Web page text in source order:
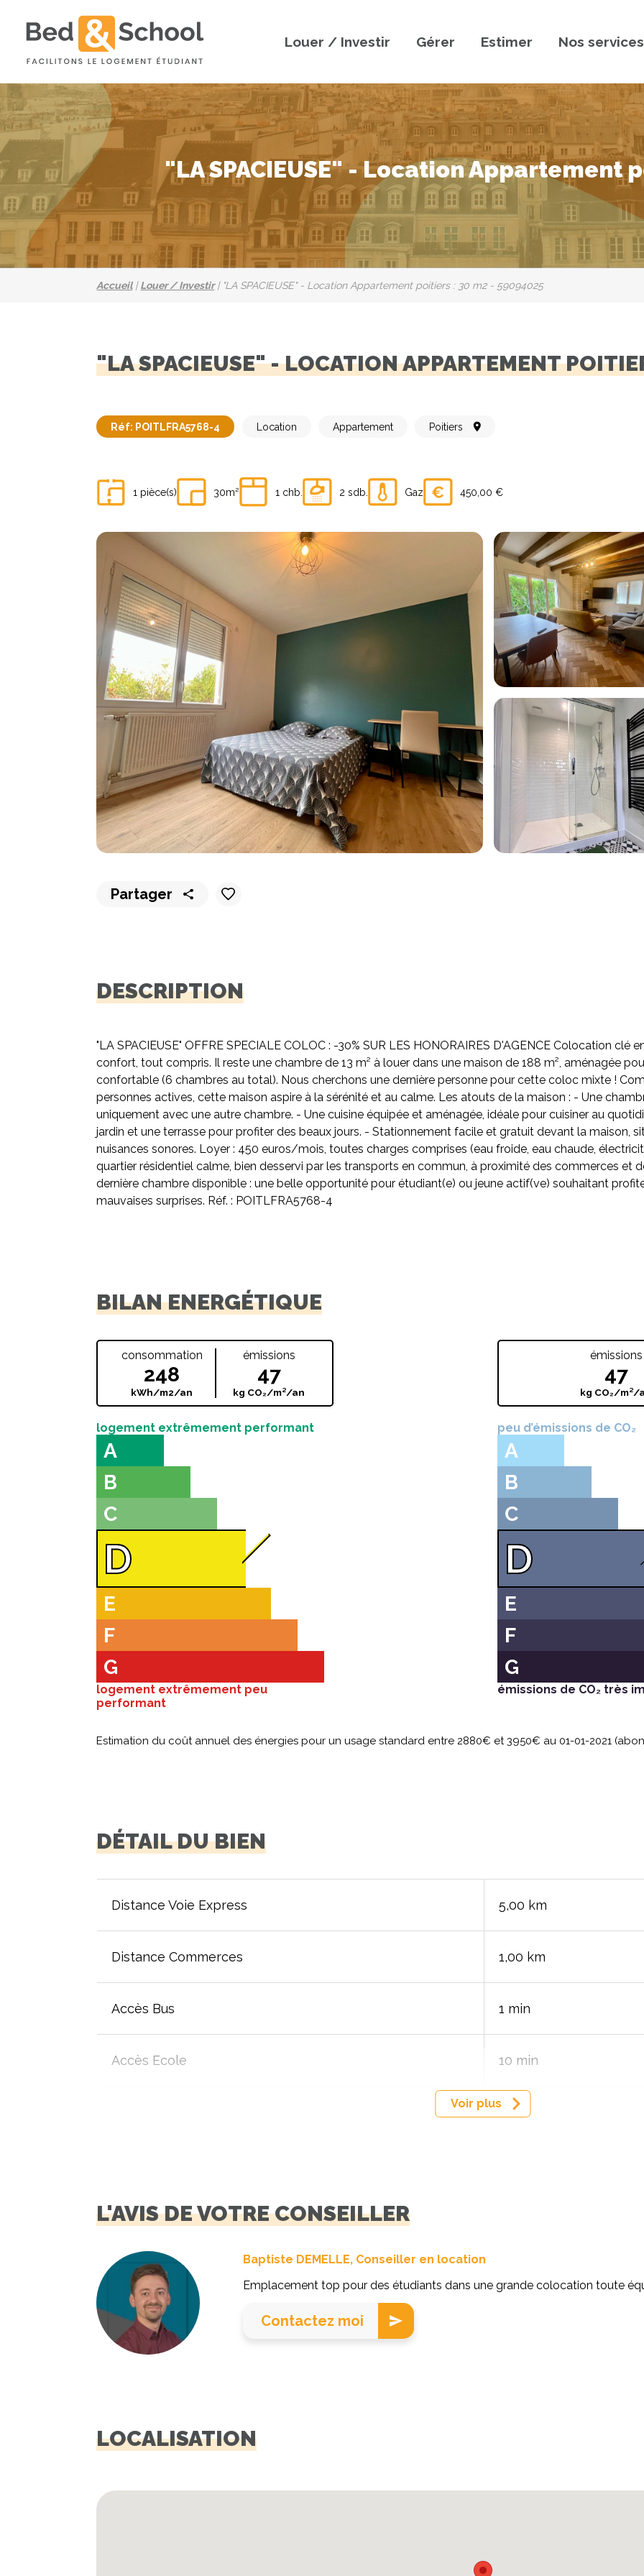
Louer / Investir Gérer Estimer Nos services
"LA SPACIEUSE" - Location Appartement
Accueil|Louer / Investir| "LA SPACIEUSE" - Location Appartement poitiers : 30 m2 - 59094025
"LA SPACIEUSE" - LOCATION APPARTEMENT
Réf: POITLFRA5768-4 Location Appartement Poitiers
1 pièce(s) 30m² 1 chb. 2 sdb. Gaz 450,00 €
Partager
DESCRIPTION
"LA SPACIEUSE" OFFRE SPECIALE COLOC : -30% SUR LES HONORAIRES D'AGENCE Colocation clé
confort, tout compris. Il reste une chambre de 13 m² à louer dans une maison de 188 m², aménagée
confortable (6 chambres au total). Nous cherchons une dernière personne pour cette coloc mixte !
personnes actives, cette maison aspire à la sérénité et au calme. Les atouts de la maison : - Une
uniquement avec une autre chambre. - Une cuisine équipée et aménagée, idéale pour cuisiner au
jardin et une terrasse pour profiter des beaux jours. - Stationnement facile et gratuit devant la maison,
nuisances sonores. Loyer : 450 euros/mois, toutes charges comprises (eau froide, eau chaude,
quartier résidentiel calme, bien desservi par les transports en commun, à proximité des commerces et
dernière chambre disponible : une belle opportunité pour étudiant(e) ou jeune actif(ve) souhaitant
mauvaises surprises. Réf. : POITLFRA5768-4
BILAN ENERGÉTIQUE
consommation
248
kWh/m2/an
émissions
47
kg CO₂/m²/an
logement extrêmement performant
A
B
C
D
E
F
G
logement extrêmement peu
performant
émissions
47
kg CO₂/m²/
peu d’émissions de CO₂
A
B
C
D
E
F
G
émissions de CO₂ très
Estimation du coût annuel des énergies pour un usage standard entre 2880€ et 3950€ au 01-01-2021
DÉTAIL DU BIEN
Distance Voie Express 5,00 km
Distance Commerces 1,00 km
Accès Bus 1 min
Accès Ecole 10 min
Voir plus
L'AVIS DE VOTRE CONSEILLER
Baptiste DEMELLE, Conseiller en location
Emplacement top pour des étudiants dans une grande colocation toute
Contactez moi
LOCALISATION